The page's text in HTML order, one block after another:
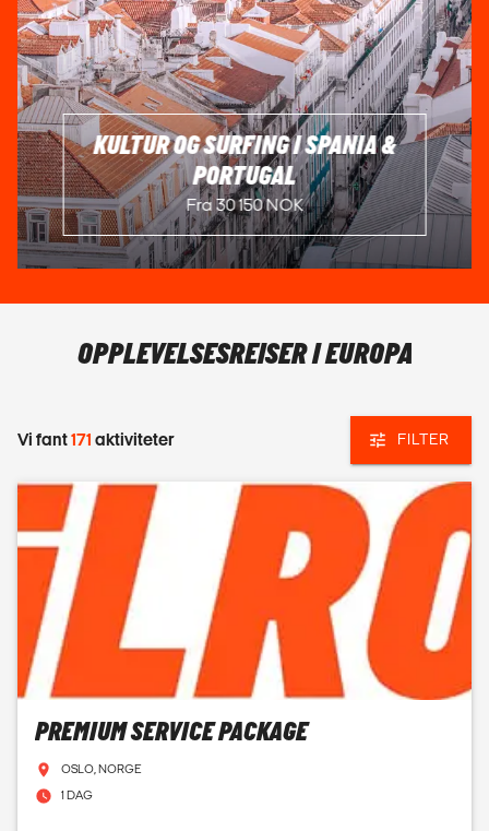
KULTUR OG SURFING I SPANIA &
PORTUGAL
Fra 30 150 NOK
OPPLEVELSESREISER I EUROPA
Vi fant171 aktiviteter FILTER
PREMIUM SERVICE PACKAGE
OSLO, NORGE
1 DAG